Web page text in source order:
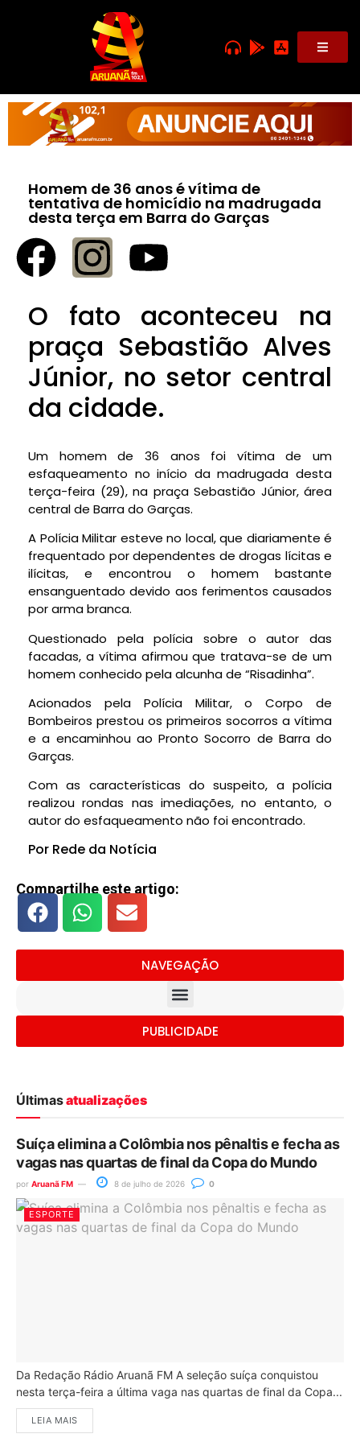
Homem de 36 anos é vítima de
tentativa de homicídio na madrugada
desta terça em Barra do Garças
O fato aconteceu na
praça Sebastião Alves
Júnior, no setor central
da cidade.
Um homem de 36 anos foi vítima de um
esfaqueamento no início da madrugada desta
terça-feira (29), na praça Sebastião Júnior, área
central de Barra do Garças.
A Polícia Militar esteve no local, que diariamente é
frequentado por dependentes de drogas lícitas e
ilícitas, e encontrou o homem bastante
ensanguentado devido aos ferimentos causados
por arma branca.
Questionado pela polícia sobre o autor das
facadas, a vítima afirmou que tratava-se de um
homem conhecido pela alcunha de “Risadinha”.
Acionados pela Polícia Militar, o Corpo de
Bombeiros prestou os primeiros socorros a vítima
e a encaminhou ao Pronto Socorro de Barra do
Garças.
Com as características do suspeito, a polícia
realizou rondas nas imediações, no entanto, o
autor do esfaqueamento não foi encontrado.
Por Rede da Notícia
Compartilhe este artigo:
NAVEGAÇÃO
PUBLICIDADE
Últimasatualizações
Suíça elimina a Colômbia nos pênaltis e fecha as
vagas nas quartas de final da Copa do Mundo
por Aruanã FM 8 de julho de 2026 0
ESPORTE
Da Redação Rádio Aruanã FM A seleção suíça conquistou
nesta terça-feira a última vaga nas quartas de final da Copa...
LEIA MAIS